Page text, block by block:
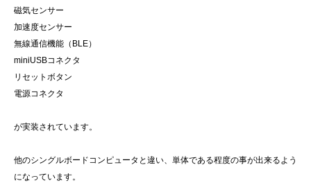
磁気センサー
加速度センサー
無線通信機能（BLE）
miniUSBコネクタ
リセットボタン
電源コネクタ
が実装されています。
他のシングルボードコンピュータと違い、単体である程度の事が出来るよう
になっています。